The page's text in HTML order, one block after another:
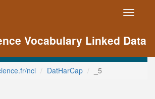
Toggle
Vocabulary Linked Data
ncl DatHarCap _5